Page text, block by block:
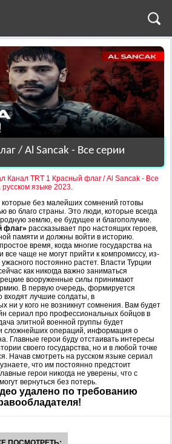
/ Al Sancak - Все серии
Канал TRT 1 Красный флаг / Al Sancak - Все
языке 2023.
без малейших сомнений готовы
во благо страны. Это люди, которые всегда
землю, ее будущее и благополучие.
флаг» рассказывает про настоящих героев,
памяти и должны войти в историю.
время, когда многие государства на
все чаще не могут прийти к компромиссу, из-
постоянно растет. Власти Турции
как никогда важно заниматься
вооруженные силы принимают
В первую очередь, формируется
входят лучшие солдаты, в
ни у кого не возникнут сомнения. Вам будет
сериал про профессиональных бойцов в
элитной военной группы будет
сложнейших операций, информация о
Главные герои буду отстаивать интересы
своего государства, но и в любой точке
Начав смотреть на русском языке сериал
что им постоянно предстоит
герои никогда не уверены, что с
вернуться без потерь.
удалено по требованию